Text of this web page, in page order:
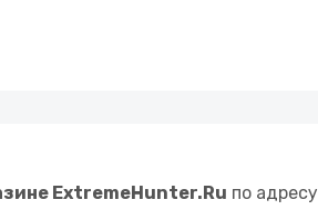
ExtremeHunter.Ru по адресу